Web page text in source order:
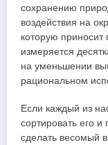
сохранению
воздействия на
которую приносит
измеряется
на уменьшении
рациональном
Если каждый из
сортировать его
сделать весомый